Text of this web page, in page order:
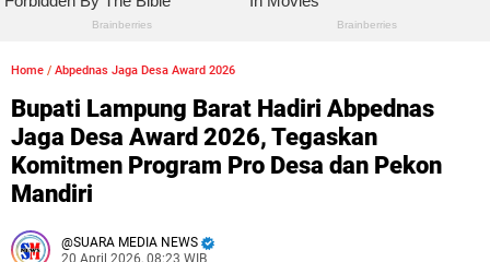
Home / Abpednas Jaga Desa Award 2026
Bupati Lampung Barat Hadiri Abpednas
Jaga Desa Award 2026, Tegaskan
Komitmen Program Pro Desa dan Pekon
Mandiri
SUARA MEDIA NEWS